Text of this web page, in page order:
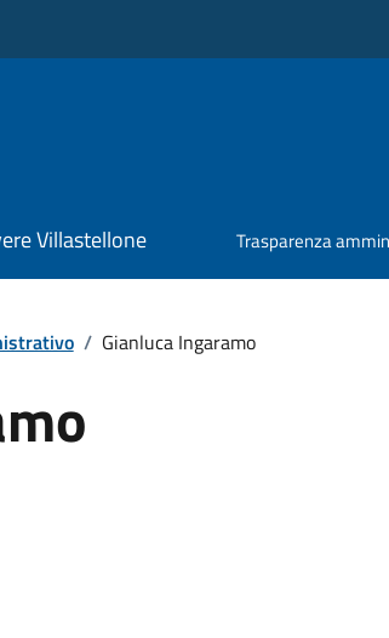
Villastellone Trasparenza
/ Gianluca Ingaramo